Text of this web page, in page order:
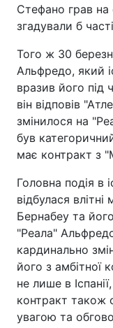
Стефано грав на
згадували б
Того ж 30
Альфредо, який
вразив його під
він відповів
змінилося на
був
має контракт з
Головна подія в
відбулася
Бернабеу та
"Реала"
кардинально
його з амбітної
не лише в
контракт також
увагою та